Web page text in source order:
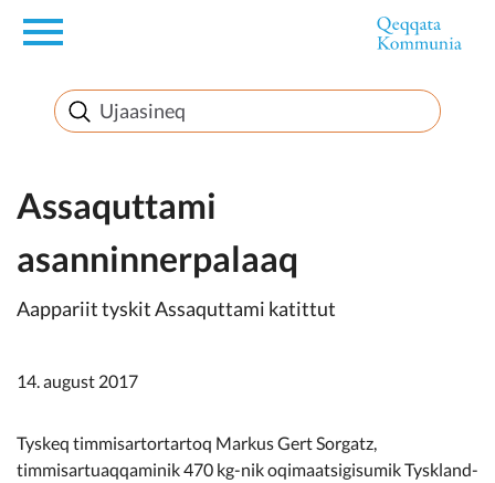
en
Innuttaasunut
Inuussutissarsiorneq
Politikki
Imminut sullinneq
Assaquttami
asanninnerpalaaq
Aappariit tyskit Assaquttami katittut
14. august 2017
Tyskeq timmisartortartoq Markus Gert Sorgatz,
timmisartuaqqaminik 470 kg-nik oqimaatsigisumik Tyskland-